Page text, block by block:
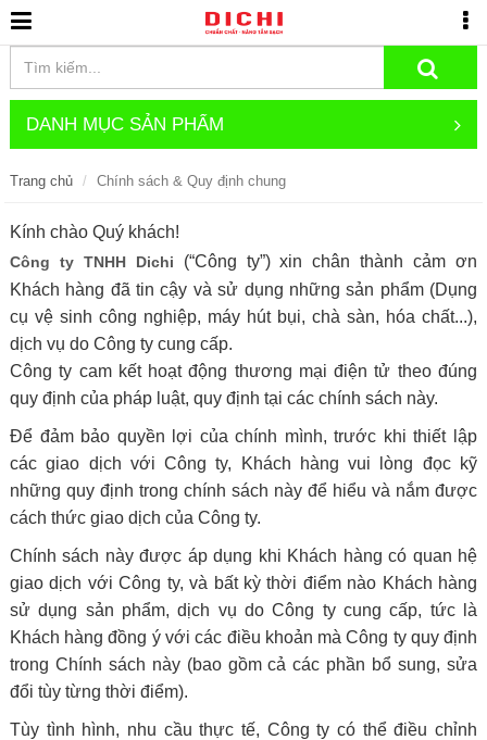
DANH MỤC SẢN PHẨM
Trang chủ Chính sách & Quy định chung
Kính chào Quý khách!
Công ty TNHH Dichi (“Công ty”) xin chân thành cảm ơn
Khách hàng đã tin cậy và sử dụng những sản phẩm (Dụng
cụ vệ sinh công nghiệp, máy hút bụi, chà sàn, hóa chất...),
dịch vụ do Công ty cung cấp.
Công ty cam kết hoạt động thương mại điện tử theo đúng
quy định của pháp luật, quy định tại các chính sách này.
Để đảm bảo quyền lợi của chính mình, trước khi thiết lập
các giao dịch với Công ty, Khách hàng vui lòng đọc kỹ
những quy định trong chính sách này để hiểu và nắm được
cách thức giao dịch của Công ty.
Chính sách này được áp dụng khi Khách hàng có quan hệ
giao dịch với Công ty, và bất kỳ thời điểm nào Khách hàng
sử dụng sản phẩm, dịch vụ do Công ty cung cấp, tức là
Khách hàng đồng ý với các điều khoản mà Công ty quy định
trong Chính sách này (bao gồm cả các phần bổ sung, sửa
đổi tùy từng thời điểm).
Tùy tình hình, nhu cầu thực tế, Công ty có thể điều chỉnh